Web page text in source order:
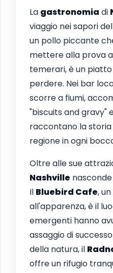
La gastronomia di
viaggio nei sapori
un pollo piccante
mettere alla prova
temerari, è un
perdere. Nei bar
scorre a fiumi,
"biscuits and gravy"
raccontano la
regione in ogni
Oltre alle sue
Nashville
Il Bluebird Cafe,
all'apparenza, è il
emergenti hanno
assaggio di
della natura, il
offre un rifugio